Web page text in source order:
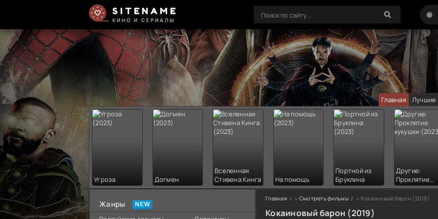
SITENAME
КИНО И СЕРИАЛЫ
Главная Лучшие
Угроза Догмен
Вселенная
Стивена Кинга
На помощь
Портной из
Бруклина
Другие:
Проклятие
кукушки
Жанры
Главная » Смотреть фильмы » Кокаиновый барон (2019)
Кокаиновый барон (2019)